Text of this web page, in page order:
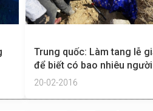
Trung quốc: Làm tang lễ
để biết có bao nhiêu người
viếng
20-02-2016